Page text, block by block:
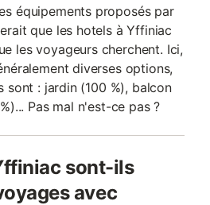
équipements proposés par
que les hotels à Yffiniac
les voyageurs cherchent. Ici,
diverses options,
sont : jardin (100 %), balcon
Pas mal n'est-ce pas ?
sont-ils
avec